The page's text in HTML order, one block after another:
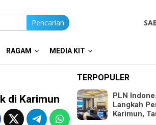
Pencarian
RAGAM MEDIA KIT
di Karimun
TERPOPULER
PLN
Langkah
Karimun,